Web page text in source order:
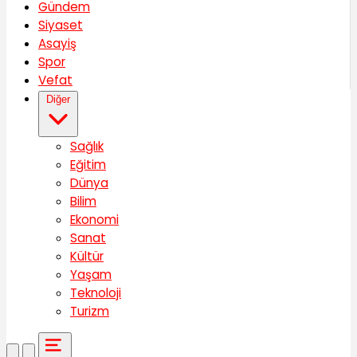
Gündem
Siyaset
Asayiş
Spor
Vefat
Diğer
Sağlık
Eğitim
Dünya
Bilim
Ekonomi
Sanat
Kültür
Yaşam
Teknoloji
Turizm